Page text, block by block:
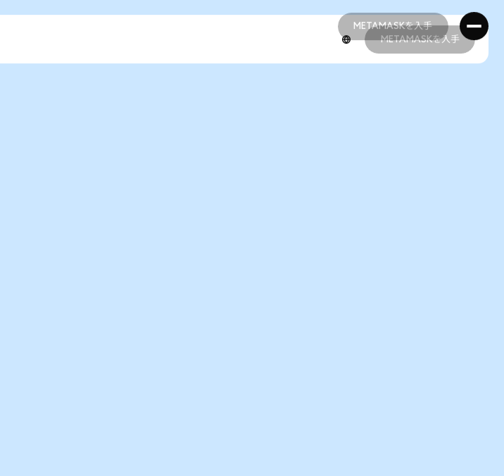
METAMASKを入手
METAMASKを入手
METAMASKを入手